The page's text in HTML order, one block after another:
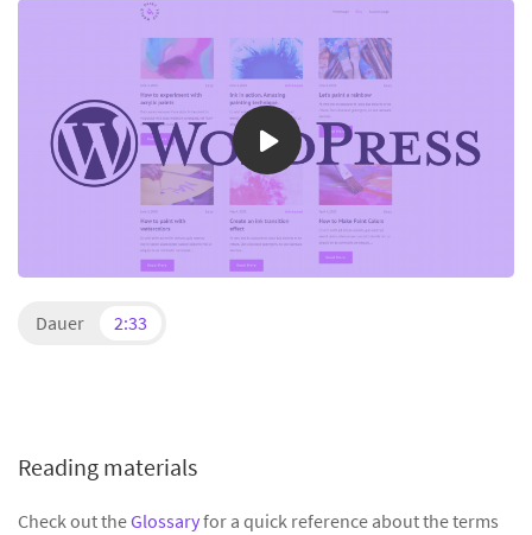
Dauer 2:33
Reading materials
Check out theGlossaryfor a quick reference about the terms